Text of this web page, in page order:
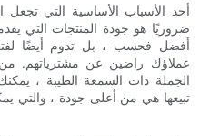
أحد الأسباب الأساسية التي تجعل
ضروريًا هو جودة المنتجات التي
أفضل فحسب ، بل تدوم أيضًا
عملاؤك راضين عن مشترياتهم.
الجملة ذات السمعة الطيبة ،
تبيعها هي من أعلى جودة ، والتي